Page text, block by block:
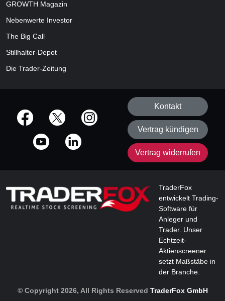
GROWTH Magazin
Nebenwerte Investor
The Big Call
Stillhalter-Depot
Die Trader-Zeitung
offizielle Social Media-Accounts
Kontakt
Vertrag kündigen
Vertrag widerrufen
TraderFox
entwickelt Trading-
Software für
Anleger und
Trader. Unser
Echtzeit-
Aktienscreener
setzt Maßstäbe in
der Branche.
© Copyright 2026, All Rights Reserved TraderFox GmbH